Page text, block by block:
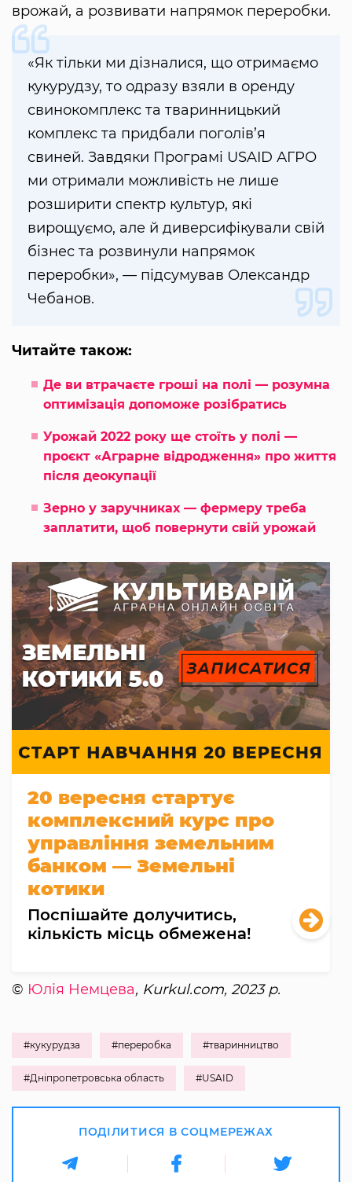
врожай, а розвивати напрямок переробки.
«Як тільки ми дізналися, що отримаємо
кукурудзу, то одразу взяли в оренду
свинокомплекс та тваринницький
комплекс та придбали поголів’я
свиней. Завдяки Програмі USAID АГРО
ми отримали можливість не лише
розширити спектр культур, які
вирощуємо, але й диверсифікували свій
бізнес та розвинули напрямок
переробки», — підсумував Олександр
Чебанов.
Читайте також:
Де ви втрачаєте гроші на полі — розумна
оптимізація допоможе розібратись
Урожай 2022 року ще стоїть у полі —
проєкт «Аграрне відродження» про життя
після деокупації
Зерно у заручниках — фермеру треба
заплатити, щоб повернути свій урожай
20 вересня стартує
комплексний курс про
управління земельним
банком — Земельні
котики
Поспішайте долучитись,
кількість місць обмежена!
© Юлія Немцева, Kurkul.com, 2023 р.
#кукурудза #переробка #тваринництво
#Дніпропетровська область #USAID
ПОДІЛИТИСЯ В СОЦМЕРЕЖАХ